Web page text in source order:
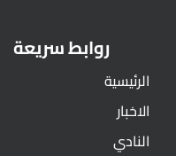
روابط سريعة
الرئيسية
الاخبار
النادي